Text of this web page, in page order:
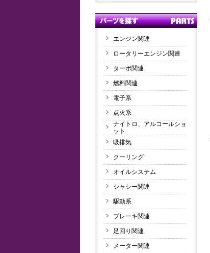
エンジン関連
ロータリーエンジン関連
ターボ関連
燃料関連
電子系
点火系
ナイトロ、アルコールショ
ット
吸排気
クーリング
オイルシステム
シャシー関連
駆動系
ブレーキ関連
足回り関連
メーター関連